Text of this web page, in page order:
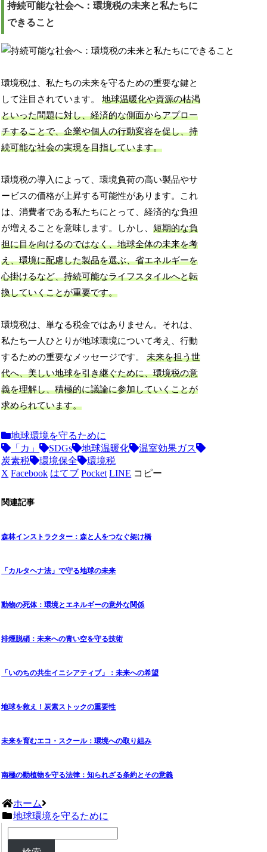
持続可能な社会へ：環境税の未来と私たちに
できること
環境税は、私たちの未来を守るための重要な鍵と
して注目されています。地球温暖化や資源の枯渇
といった問題に対し、経済的な側面からアプロー
チすることで、企業や個人の行動変容を促し、持
続可能な社会の実現を目指しています。
環境税の導入によって、環境負荷の高い製品やサ
ービスの価格が上昇する可能性があります。これ
は、消費者である私たちにとって、経済的な負担
が増えることを意味します。しかし、短期的な負
担に目を向けるのではなく、地球全体の未来を考
え、環境に配慮した製品を選ぶ、省エネルギーを
心掛けるなど、持続可能なライフスタイルへと転
換していくことが重要です。
環境税は、単なる税金ではありません。それは、
私たち一人ひとりが地球環境について考え、行動
するための重要なメッセージです。未来を担う世
代へ、美しい地球を引き継ぐために、環境税の意
義を理解し、積極的に議論に参加していくことが
求められています。
地球環境を守るために
「カ」
SDGs 地球温暖化
温室効果ガス
炭素税
環境保全
環境税
X Facebook はてブ Pocket LINE コピー
関連記事
森林インストラクター：森と人をつなぐ架け橋
「カルタヘナ法」で守る地球の未来
動物の死体：環境とエネルギーの意外な関係
排煙脱硝：未来への青い空を守る技術
「いのちの共生イニシアティブ」：未来への希望
地球を救え！炭素ストックの重要性
未来を育むエコ・スクール：環境への取り組み
南極の動植物を守る法律：知られざる条約とその意義
ホーム
地球環境を守るために